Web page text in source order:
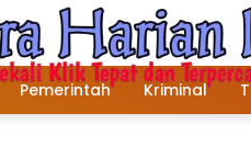
Pemerintah Kriminal